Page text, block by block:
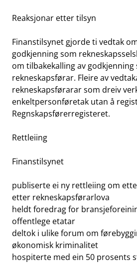
Reaksjonar etter tilsyn
Finanstilsynet gjorde ti vedtak
godkjenning som
om tilbakekalling av
rekneskapsførar. Fleire av
rekneskapsførarar som dreiv
enkeltpersonføretak utan å
Regnskapsførerregisteret.
Rettleiing
Finanstilsynet
publiserte ei ny rettleiing om
etter rekneskapsførarlova
heldt foredrag for
offentlege etatar
deltok i ulike forum om
økonomisk kriminalitet
hospiterte med ein 50 prosents